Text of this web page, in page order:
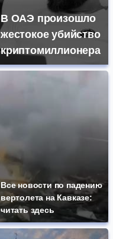
В ОАЭ произошло
жестокое убийство
криптомиллионера
Все новости по падению
вертолета на Кавказе:
читать здесь